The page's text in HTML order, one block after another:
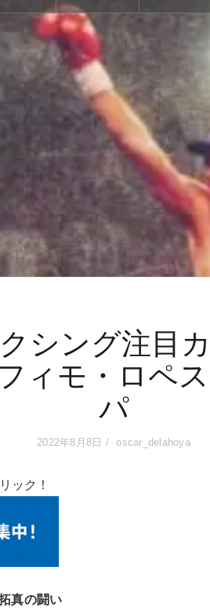
シング注目
ィモ・ロペ
パ
2022年8月8日 oscar_delahoya
ック！
真の闘い